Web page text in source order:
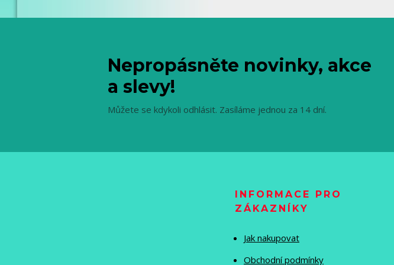
Nepropásněte novinky, akce
a slevy!
Můžete se kdykoli odhlásit. Zasíláme jednou za 14 dní.
INFORMACE PRO
ZÁKAZNÍKY
Jak nakupovat
Obchodní podmínky